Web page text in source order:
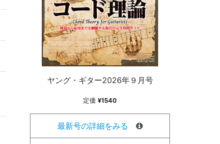
ヤング・ギター2026年９月号
定価 ¥1540
最新号の詳細をみる